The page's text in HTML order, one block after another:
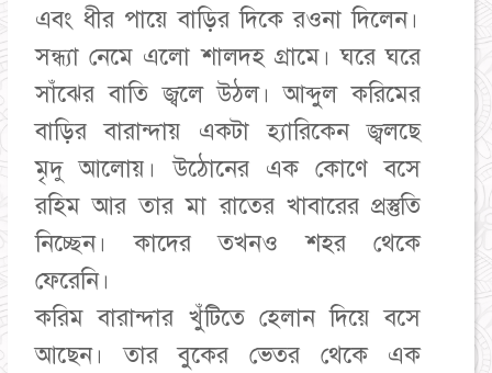
এবং ধীর পায়ে বাড়ির দিকে রওনা দিলেন।
​সন্ধ্যা নেমে এলো শালদহ গ্রামে। ঘরে ঘরে
সাঁঝের বাতি জ্বলে উঠল। আব্দুল করিমের
বাড়ির বারান্দায় একটা হ্যারিকেন জ্বলছে
মৃদু আলোয়। উঠোনের এক কোণে বসে
রহিম আর তার মা রাতের খাবারের প্রস্তুতি
নিচ্ছেন। কাদের তখনও শহর থেকে
ফেরেনি।
​করিম বারান্দার খুঁটিতে হেলান দিয়ে বসে
আছেন। তার বুকের ভেতর থেকে এক